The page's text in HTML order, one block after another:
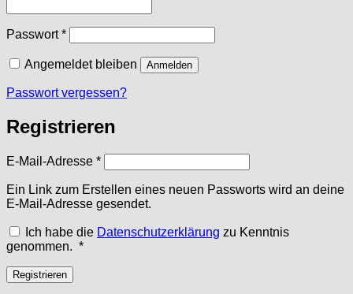
Passwort*Erforderlich
Angemeldet bleiben Anmelden
Passwort vergessen?
Registrieren
E-Mail-Adresse *Erforderlich
Ein Link zum Erstellen eines neuen Passworts wird an deine
E-Mail-Adresse gesendet.
Ich habe die Datenschutzerklärung zu Kenntnis
genommen. *Erforderlich
Registrieren